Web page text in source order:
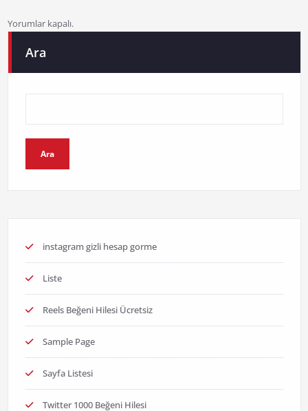
Yorumlar kapalı.
Ara
Ara
instagram gizli hesap gorme
Liste
Reels Beğeni Hilesi Ücretsiz
Sample Page
Sayfa Listesi
Twitter 1000 Beğeni Hilesi